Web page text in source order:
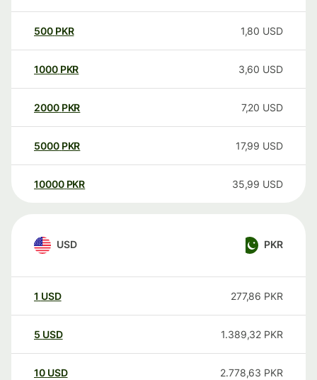
500 PKR 1,80 USD
1000 PKR 3,60 USD
2000 PKR 7,20 USD
5000 PKR 17,99 USD
10000 PKR 35,99 USD
USD PKR
1 USD 277,86 PKR
5 USD 1.389,32 PKR
10 USD 2.778,63 PKR